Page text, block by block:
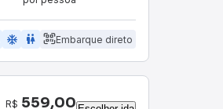
ac_unit WC Embarque direto
R$ 559,00